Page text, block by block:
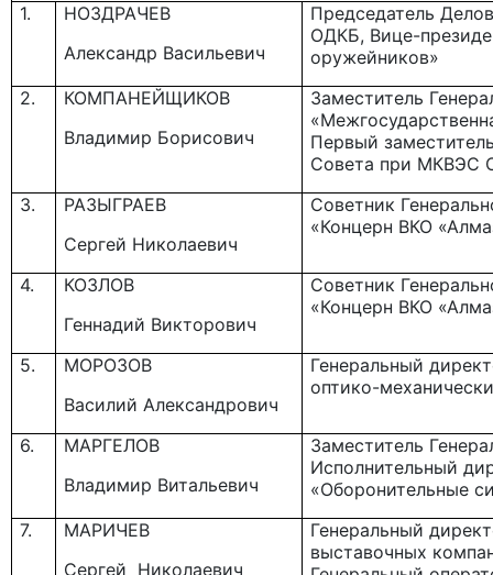
1.
НОЗДРАЧЕВ
Александр Васильевич
Председатель
ОДКБ, Вице-
оружейников»
2.
КОМПАНЕЙЩИКОВ
Владимир Борисович
Заместитель
Первый
Совета при МКВЭС
3.
РАЗЫГРАЕВ
Сергей Николаевич
Советник
«Концерн ВКО
4.
КОЗЛОВ
Геннадий Викторович
Советник
«Концерн ВКО
5.
МОРОЗОВ
Василий Александрович
Генеральный
оптико-
6.
МАРГЕЛОВ
Владимир Витальевич
Заместитель
Исполнительный
«Оборонительные
7.
МАРИЧЕВ
Сергей Николаевич
Генеральный
выставочных